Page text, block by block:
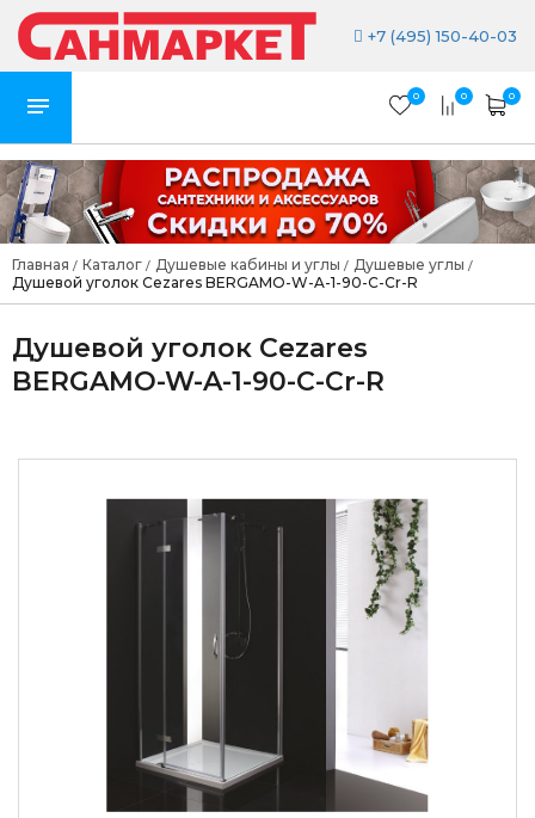
+7 (495) 150-40-03
0 0 0
Главная / Каталог / Душевые кабины и углы / Душевые углы /
Душевой уголок Cezares BERGAMO-W-A-1-90-C-Cr-R
Душевой уголок Cezares
BERGAMO-W-A-1-90-C-Cr-R